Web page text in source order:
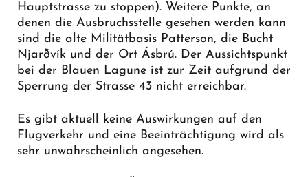
Hauptstrasse zu stoppen). Weitere Punkte, an
denen die Ausbruchsstelle gesehen werden kann
sind die alte Militätbasis Patterson, die Bucht
Njarðvík und der Ort Ásbrú. Der Aussichtspunkt
bei der Blauen Lagune ist zur Zeit aufgrund der
Sperrung der Strasse 43 nicht erreichbar.
Es gibt aktuell keine Auswirkungen auf den
Flugverkehr und eine Beeinträchtigung wird als
sehr unwahrscheinlich angesehen.